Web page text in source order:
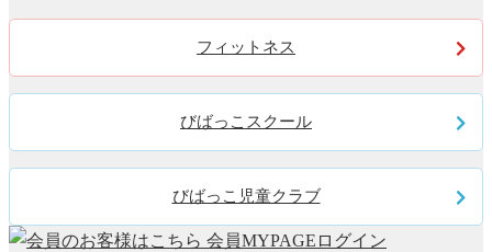
フィットネス
びばっこスクール
びばっこ児童クラブ